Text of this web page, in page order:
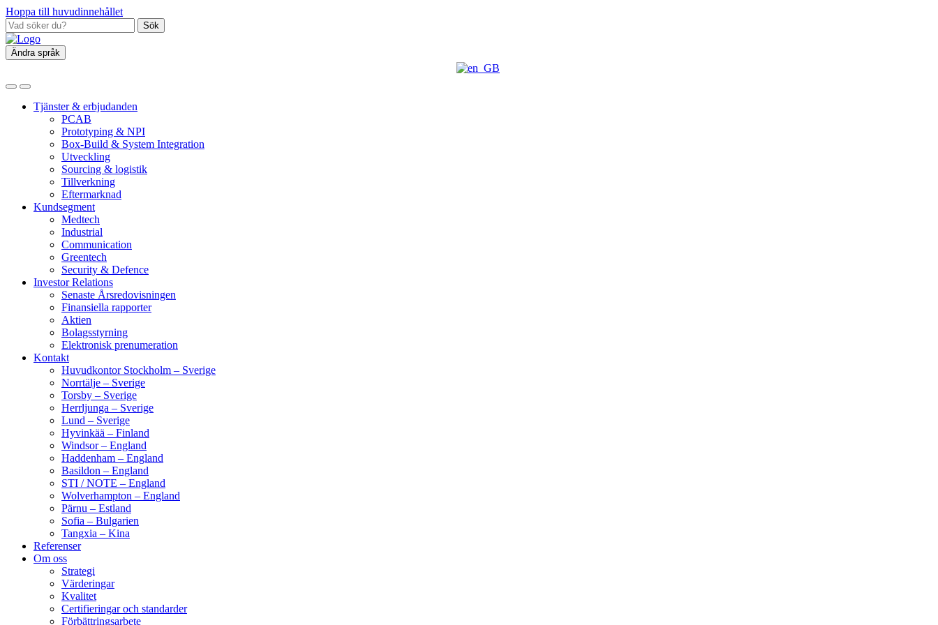
Hoppa till huvudinnehållet
Sök
Ändra språk
Tjänster & erbjudanden
PCAB
Prototyping & NPI
Box‑Build & System Integration
Utveckling
Sourcing & logistik
Tillverkning
Eftermarknad
Kundsegment
Medtech
Industrial
Communication
Greentech
Security & Defence
Investor Relations
Senaste Årsredovisningen
Finansiella rapporter
Aktien
Bolagsstyrning
Elektronisk prenumeration
Kontakt
Huvudkontor Stockholm – Sverige
Norrtälje – Sverige
Torsby – Sverige
Herrljunga – Sverige
Lund – Sverige
Hyvinkää – Finland
Windsor – England
Haddenham – England
Basildon – England
STI / NOTE – England
Wolverhampton – England
Pärnu – Estland
Sofia – Bulgarien
Tangxia – Kina
Referenser
Om oss
Strategi
Värderingar
Kvalitet
Certifieringar och standarder
Förbättringsarbete